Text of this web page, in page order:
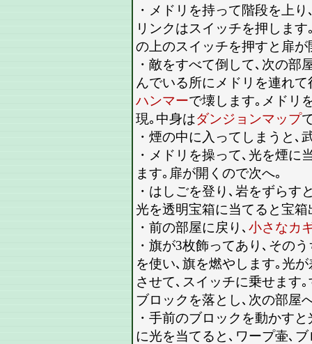
・メドリを持って階段を上
リンクはスイッチを押します
の上のスイッチを押すと扉
・敵をすべて倒して､次の部
んでいる所にメドリを連れ
ハンマーで壊します｡メドリ
現｡中身はダンジョンマップ
・煙の中に入ってしまうと､
・メドリを操って､光を煙に
ます｡扉が開くので次へ｡
・はしごを登り､岩をずらす
光を透明宝箱に当てると宝箱
・前の部屋に戻り､ 小さなカ
・旗が3枚飾ってあり､その
を使い､旗を燃やします｡光
させて､スイッチに乗せます
ブロックを落とし､次の部屋
・手前のブロックを動かす
に光を当てると､ワープ壷､